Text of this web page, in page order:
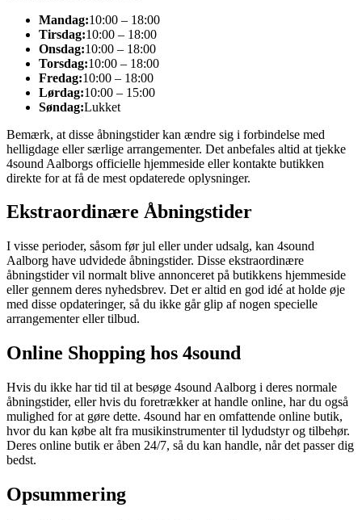
Mandag:10:00 – 18:00
Tirsdag:10:00 – 18:00
Onsdag:10:00 – 18:00
Torsdag:10:00 – 18:00
Fredag:10:00 – 18:00
Lørdag:10:00 – 15:00
Søndag:Lukket
Bemærk, at disse åbningstider kan ændre sig i forbindelse med
helligdage eller særlige arrangementer. Det anbefales altid at tjekke
4sound Aalborgs officielle hjemmeside eller kontakte butikken
direkte for at få de mest opdaterede oplysninger.
Ekstraordinære Åbningstider
I visse perioder, såsom før jul eller under udsalg, kan 4sound
Aalborg have udvidede åbningstider. Disse ekstraordinære
åbningstider vil normalt blive annonceret på butikkens hjemmeside
eller gennem deres nyhedsbrev. Det er altid en god idé at holde øje
med disse opdateringer, så du ikke går glip af nogen specielle
arrangementer eller tilbud.
Online Shopping hos 4sound
Hvis du ikke har tid til at besøge 4sound Aalborg i deres normale
åbningstider, eller hvis du foretrækker at handle online, har du også
mulighed for at gøre dette. 4sound har en omfattende online butik,
hvor du kan købe alt fra musikinstrumenter til lydudstyr og tilbehør.
Deres online butik er åben 24/7, så du kan handle, når det passer dig
bedst.
Opsummering